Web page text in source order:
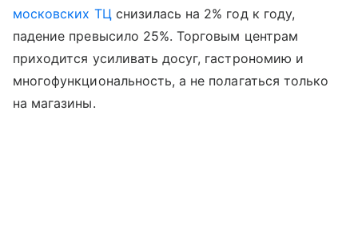
московских ТЦ снизилась на 2% год к году,
падение превысило 25%. Торговым центрам
приходится усиливать досуг, гастрономию и
многофункциональность, а не полагаться только
на магазины.